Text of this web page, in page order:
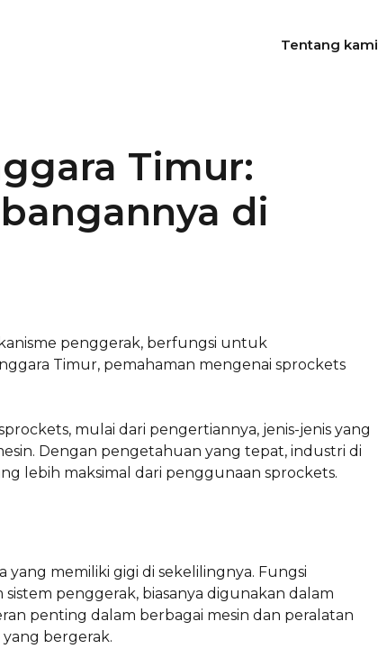
Tentang kami
Timur:
di
penggerak, berfungsi untuk
Timur, pemahaman mengenai sprockets
mulai dari pengertiannya, jenis-jenis yang
Dengan pengetahuan yang tepat, industri di
lebih maksimal dari penggunaan sprockets.
memiliki gigi di sekelilingnya. Fungsi
penggerak, biasanya digunakan dalam
penting dalam berbagai mesin dan peralatan
bergerak.